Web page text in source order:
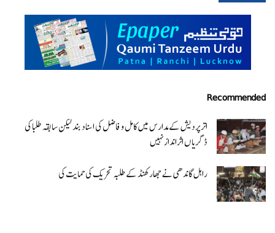
Recommended
اتر پردیش کےمدارس میں کامل و فاضل کی اسناد بند لیکن سابقہ طلبا کی
ڈگریا ں اثرانداز نہیں
راہل گاندھی نے جھارکھنڈ کے طلبہ تحریک کی حمایت کی